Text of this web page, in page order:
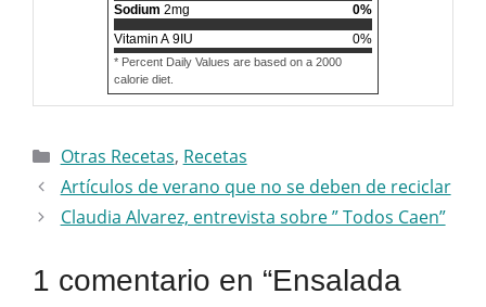
Sodium 2mg 0%
Vitamin A 9IU 0%
* Percent Daily Values are based on a 2000
calorie diet.
Categorías
Otras Recetas, Recetas
Artículos de verano que no se deben de reciclar
Claudia Alvarez, entrevista sobre ” Todos Caen”
1 comentario en “Ensalada